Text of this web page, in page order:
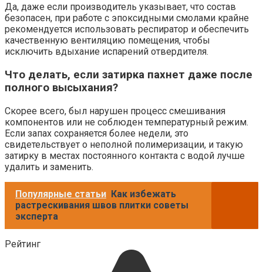
Да, даже если производитель указывает, что состав
безопасен, при работе с эпоксидными смолами крайне
рекомендуется использовать респиратор и обеспечить
качественную вентиляцию помещения, чтобы
исключить вдыхание испарений отвердителя.
Что делать, если затирка пахнет даже после
полного высыхания?
Скорее всего, был нарушен процесс смешивания
компонентов или не соблюден температурный режим.
Если запах сохраняется более недели, это
свидетельствует о неполной полимеризации, и такую
затирку в местах постоянного контакта с водой лучше
удалить и заменить.
Популярные статьи Как избежать
растрескивания швов плитки советы
эксперта
Рейтинг